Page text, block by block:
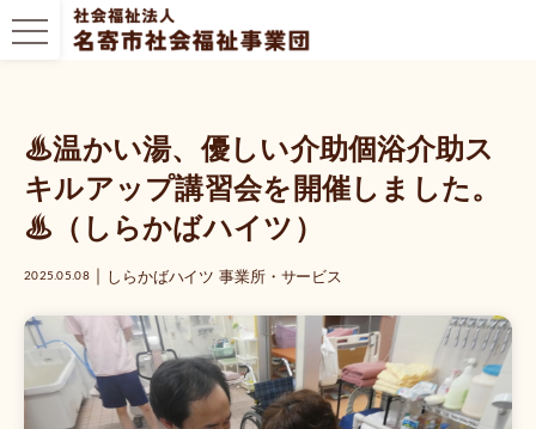
♨温かい湯、優しい介助個浴介助ス
キルアップ講習会を開催しました。
♨（しらかばハイツ）
2025.05.08｜ しらかばハイツ 事業所・サービス